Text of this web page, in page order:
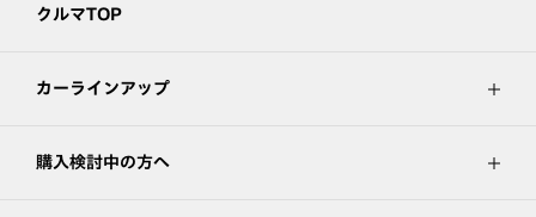
クルマTOP
カーラインアップ
購入検討中の方へ